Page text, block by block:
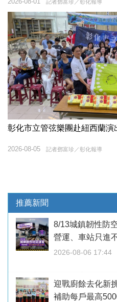
記者鄧富珍／彰化報導
彰化市立管弦樂團赴紐西蘭
記者鄧富珍／彰化報導
2026-08-05
推薦新聞
8/13城鎮韌性防
營運、車站只進
2026-08-06 17:44
迎戰廚餘去化新
補助每戶最高